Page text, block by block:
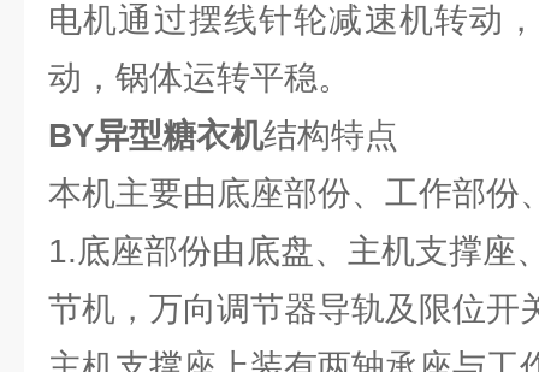
电机通过摆线针轮减速机转动
动，锅体运转平稳。
BY异型糖衣机结构特点
本机主要由底座部份、工作部份
1.底座部份由底盘、主机支撑座
节机，万向调节器导轨及限位开